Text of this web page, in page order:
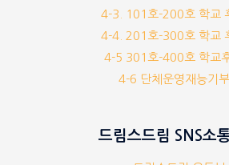
4-3. 101호-200호 학교
4-4. 201호-300호 학교
4-5 301호-400호 학교
4-6 단체운영재능기
드림스드림 SNS소